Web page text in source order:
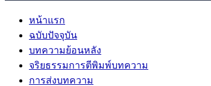
หน้าแรก
ฉบับปัจจุบัน
บทความย้อนหลัง
จริยธรรมการตีพิมพ์บทความ
การส่งบทความ